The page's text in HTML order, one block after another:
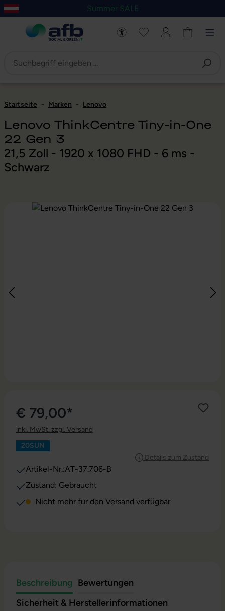
Hauptinhalt springen
Zur Navigation der B2B-Plattform springen
Summer SALE
Startseite - Marken - Lenovo
Lenovo ThinkCentre Tiny-in-One
22 Gen 3
21,5 Zoll - 1920 x 1080 FHD - 6 ms -
Schwarz
Bildergalerie überspringen
€ 79,00*
inkl. MwSt. zzgl. Versand
20SUN
Details zum Zustand
Artikel-Nr.:AT-37.706-B
Zustand: Gebraucht
Nicht mehr für den Versand verfügbar
Beschreibung Bewertungen
Sicherheit & Herstellerinformationen